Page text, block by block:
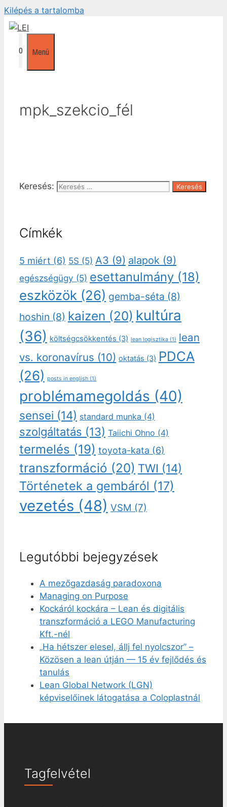
Kilépés a tartalomba
0 Menü
mpk_szekcio_fél
Keresés:
Címkék
5 miért (6) 5S (5) A3 (9) alapok (9)
egészségügy (5) esettanulmány (18)
eszközök (26) gemba-séta (8)
hoshin (8) kaizen (20) kultúra
(36) költségcsökkentés (3) lean logisztika (1) lean
vs. koronavírus (10) oktatás (3) PDCA
(26) posts in english (1)
problémamegoldás (40)
sensei (14) standard munka (4)
szolgáltatás (13) Taiichi Ohno (4)
termelés (19) toyota-kata (6)
transzformáció (20) TWI (14)
Történetek a gembáról (17)
vezetés (48) VSM (7)
Legutóbbi bejegyzések
A mezőgazdaság paradoxona
Managing on Purpose
Kockáról kockára – Lean és digitális
transzformáció a LEGO Manufacturing
Kft.-nél
„Ha hétszer elesel, állj fel nyolcszor” –
Közösen a lean útján — 15 év fejlődés és
tanulás
Lean Global Network (LGN)
képviselőinek látogatása a Coloplastnál
Tagfelvétel